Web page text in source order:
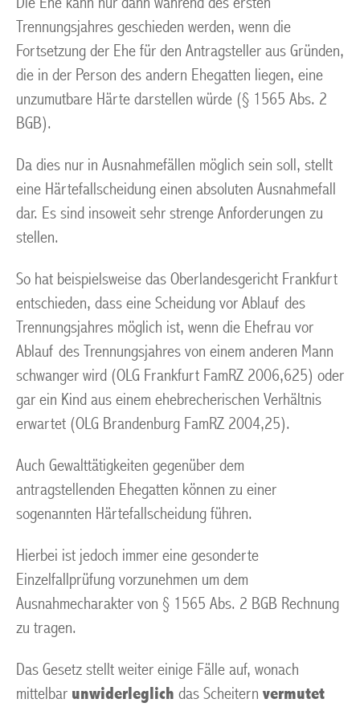
Trennungsjahres geschieden werden, wenn die
Fortsetzung der Ehe für den Antragsteller aus Gründen,
die in der Person des andern Ehegatten liegen, eine
unzumutbare Härte darstellen würde (§ 1565 Abs. 2
BGB).
Da dies nur in Ausnahmefällen möglich sein soll, stellt
eine Härtefallscheidung einen absoluten Ausnahmefall
dar. Es sind insoweit sehr strenge Anforderungen zu
stellen.
So hat beispielsweise das Oberlandesgericht Frankfurt
entschieden, dass eine Scheidung vor Ablauf des
Trennungsjahres möglich ist, wenn die Ehefrau vor
Ablauf des Trennungsjahres von einem anderen Mann
schwanger wird (OLG Frankfurt FamRZ 2006,625) oder
gar ein Kind aus einem ehebrecherischen Verhältnis
erwartet (OLG Brandenburg FamRZ 2004,25).
Auch Gewalttätigkeiten gegenüber dem
antragstellenden Ehegatten können zu einer
sogenannten Härtefallscheidung führen.
Hierbei ist jedoch immer eine gesonderte
Einzelfallprüfung vorzunehmen um dem
Ausnahmecharakter von § 1565 Abs. 2 BGB Rechnung
zu tragen.
Das Gesetz stellt weiter einige Fälle auf, wonach
mittelbar unwiderleglich das Scheitern vermutet